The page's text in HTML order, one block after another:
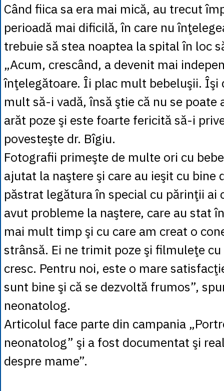
Când fiica sa era mai mică, au trecut
perioadă mai dificilă, în care nu
trebuie să stea noaptea la spital în loc
„Acum, crescând, a devenit mai
înţelegătoare. Îi plac mult bebeluşii. Îşi
mult să-i vadă, însă ştie că nu se
arăt poze şi este foarte fericită să-i
povesteşte dr. Bîgiu.
Fotografii primeşte de multe ori cu
ajutat la naştere şi care au ieşit cu bine
păstrat legătura în special cu părinţii ai
avut probleme la naştere, care au stat
mai mult timp şi cu care am creat o
strânsă. Ei ne trimit poze şi filmuleţe
cresc. Pentru noi, este o mare
sunt bine şi că se dezvoltă frumos”,
neonatolog.
Articolul face parte din campania
neonatolog” şi a fost documentat şi
despre mame”.